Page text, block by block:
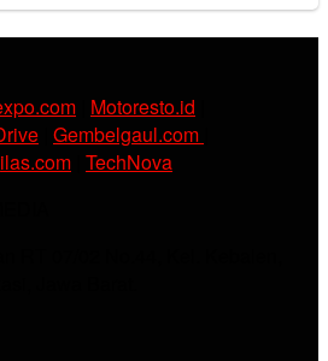
Motoresto.id
Gembelgaul.com
TechNova